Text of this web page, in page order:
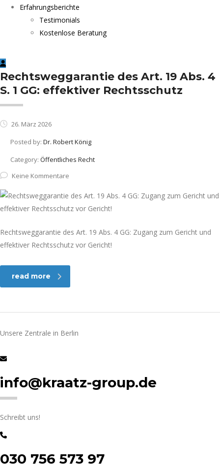
Erfahrungsberichte
Testimonials
Kostenlose Beratung
Rechtsweggarantie des Art. 19 Abs. 4
S. 1 GG: effektiver Rechtsschutz
26. März 2026
Posted by: Dr. Robert König
Category: Öffentliches Recht
Keine Kommentare
Rechtsweggarantie des Art. 19 Abs. 4 GG: Zugang zum Gericht und
effektiver Rechtsschutz vor Gericht!
read more
Unsere Zentrale in Berlin
info@kraatz-group.de
Schreibt uns!
030 756 573 97